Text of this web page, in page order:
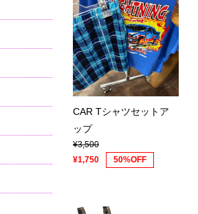
CAR Tシャツセットア
ップ
¥3,500
¥1,750
50%OFF